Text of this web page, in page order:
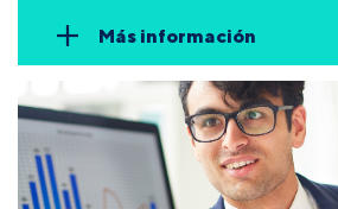
Más información